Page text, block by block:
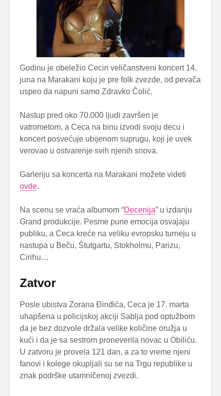
Godinu je obeležio Cecin veličanstveni koncert 14.
juna na Marakani koju je pre folk zvezde, od pevača
uspeo da napuni samo Zdravko Čolić.
Nastup pred oko 70.000 ljudi završen je
vatrometom, a Ceca na binu izvodi svoju decu i
koncert posvećuje ubijenom suprugu, koji je uvek
verovao u ostvarenje svih njenih snova.
Garleriju sa koncerta na Marakani možete videti
ovde.
Na scenu se vraća albumom “Decenija” u izdanju
Grand produkcije. Pesme pune emocija osvajaju
publiku, a Ceca kreće na veliku evropsku turneju u
nastupa u Beču, Štutgartu, Stokholmu, Parizu,
Cirihu…
Zatvor
Posle ubistva Zorana Đinđića, Ceca je 17. marta
uhapšena u policijskoj akciji Sablja pod optužbom
da je bez dozvole držala velike količine oružja u
kući i da je sa sestrom proneverila novac u Obiliću.
U zatvoru je provela 121 dan, a za to vreme njeni
fanovi i kolege okupljali su se na Trgu republike u
znak podrške utamničenoj zvezdi.